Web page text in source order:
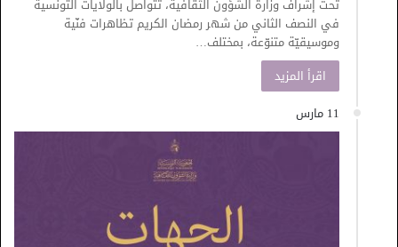
تحت إشراف وزارة الشؤون الثقافية، تتواصل بالولايات التونسية
في النصف الثاني من شهر رمضان الكريم تظاهرات فنّية
وموسيقيّة متنوّعة، بمختلف…
اقرأ المزيد
11 مارس